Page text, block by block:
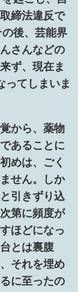
締法違反で
後、芸能界
さんなどの
ず、現在ま
ってしまいま
から、薬物
あることに
めは、ごく
せん。しか
引きずり込
第に頻度が
ほどになっ
とは裏腹
それを埋め
に至ったの